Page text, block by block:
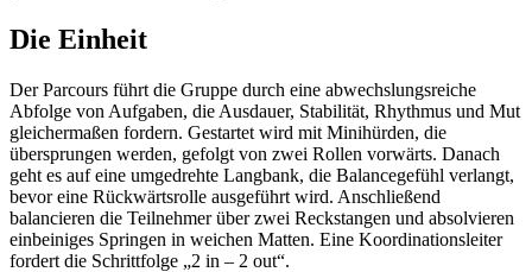
Die Einheit
Der Parcours führt die Gruppe durch eine abwechslungsreiche
Abfolge von Aufgaben, die Ausdauer, Stabilität, Rhythmus und Mut
gleichermaßen fordern. Gestartet wird mit Minihürden, die
übersprungen werden, gefolgt von zwei Rollen vorwärts. Danach
geht es auf eine umgedrehte Langbank, die Balancegefühl verlangt,
bevor eine Rückwärtsrolle ausgeführt wird. Anschließend
balancieren die Teilnehmer über zwei Reckstangen und absolvieren
einbeiniges Springen in weichen Matten. Eine Koordinationsleiter
fordert die Schrittfolge „2 in – 2 out“.